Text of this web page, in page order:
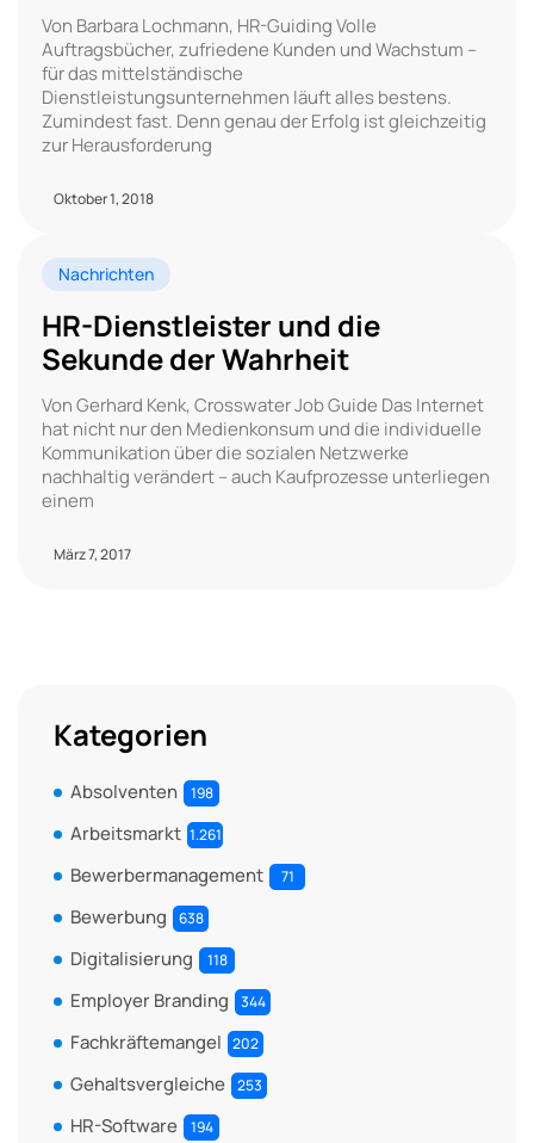
Von Barbara Lochmann, HR-Guiding Volle
Auftragsbücher, zufriedene Kunden und Wachstum –
für das mittelständische
Dienstleistungsunternehmen läuft alles bestens.
Zumindest fast. Denn genau der Erfolg ist gleichzeitig
zur Herausforderung
Oktober 1, 2018
Nachrichten
HR-Dienstleister und die
Sekunde der Wahrheit
Von Gerhard Kenk, Crosswater Job Guide Das Internet
hat nicht nur den Medienkonsum und die individuelle
Kommunikation über die sozialen Netzwerke
nachhaltig verändert – auch Kaufprozesse unterliegen
einem
März 7, 2017
Kategorien
Absolventen 198
Arbeitsmarkt 1.261
Bewerbermanagement 71
Bewerbung 638
Digitalisierung 118
Employer Branding 344
Fachkräftemangel 202
Gehaltsvergleiche 253
HR-Software 194